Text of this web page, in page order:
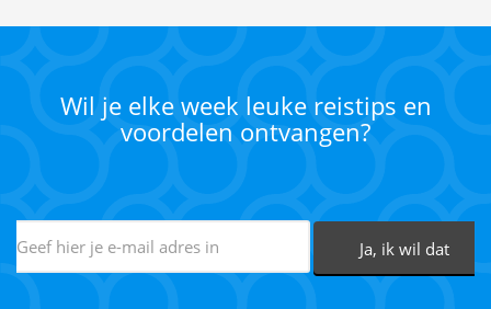
Wil je elke week leuke reistips en
voordelen ontvangen?